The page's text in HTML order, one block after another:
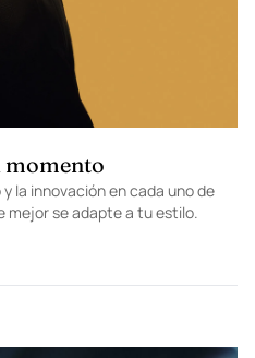
momento
la innovación en cada uno de
mejor se adapte a tu estilo.